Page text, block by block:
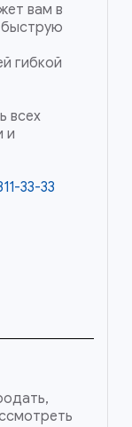
вам в
быструю
гибкой
всех
и
33-33